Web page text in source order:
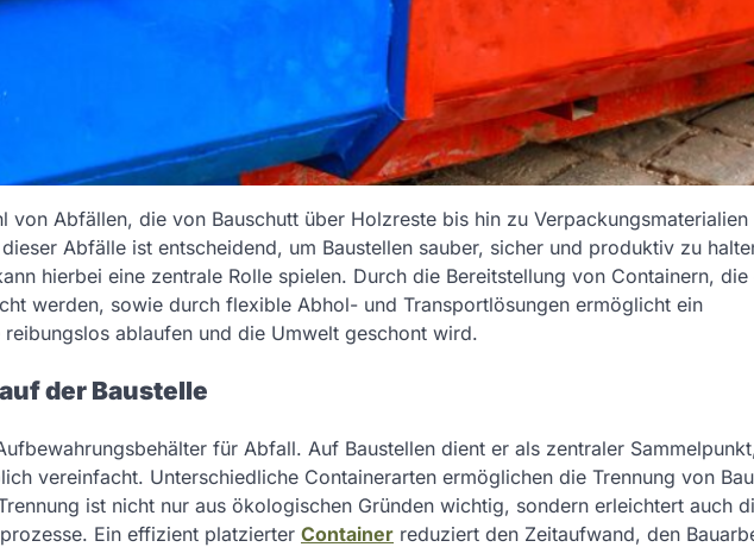
von Abfällen, die von Bauschutt über Holzreste bis hin zu Verpackungsmaterialien
Abfälle ist entscheidend, um Baustellen sauber, sicher und produktiv zu
hierbei eine zentrale Rolle spielen. Durch die Bereitstellung von Containern, die
werden, sowie durch flexible Abhol- und Transportlösungen ermöglicht ein
ablaufen und die Umwelt geschont wird.
der Baustelle
für Abfall. Auf Baustellen dient er als zentraler
vereinfacht. Unterschiedliche Containerarten ermöglichen die Trennung von
ist nicht nur aus ökologischen Gründen wichtig, sondern erleichtert auch
Ein effizient platzierter Container reduziert den Zeitaufwand, den